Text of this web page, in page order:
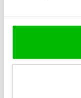
18 mm
Prijsgroep 2